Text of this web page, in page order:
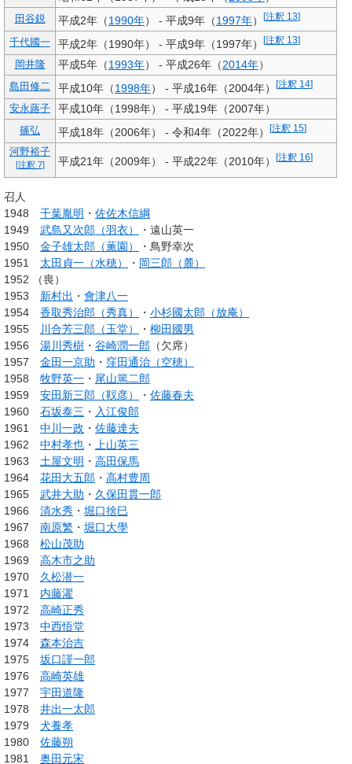
田谷鋭 平成2年（1990年） - 平成9年（1997年） [注釈 13]
千代國一 平成2年（1990年） - 平成9年（1997年） [注釈 13]
岡井隆 平成5年（1993年） - 平成26年（2014年）
島田修二 平成10年（1998年） - 平成16年（2004年） [注釈 14]
安永蕗子 平成10年（1998年） - 平成19年（2007年）
篠弘 平成18年（2006年） - 令和4年（2022年） [注釈 15]
河野裕子
[注釈 7] 平成21年（2009年） - 平成22年（2010年） [注釈 16]
召人
1948 千葉胤明 ・ 佐佐木信綱
1949 武島又次郎（羽衣）
・遠山英一
1950 金子雄太郎（薫園）
・鳥野幸次
1951 太田貞一（水穂） ・ 岡三郎（麓）
1952 （喪）
1953 新村出 ・ 會津八一
1954 香取秀治郎（秀真） ・ 小杉國太郎（放庵）
1955
川合芳三郎（玉堂） ・ 柳田國男
1956 湯川秀樹 ・ 谷崎潤一郎 （欠席）
1957 金田一京助 ・ 窪田通治（空穂）
1958 牧野英一 ・ 尾山篤二郎
1959 安田新三郎（靫彦） ・ 佐藤春夫
1960 石坂泰三 ・ 入江俊郎
1961 中川一政 ・ 佐藤達夫
1962 中村孝也 ・ 上山英三
1963 土屋文明 ・ 高田保馬
1964 花田大五郎 ・ 高村豊周
1965 武井大助 ・ 久保田貫一郎
1966 清水秀 ・ 堀口捨巳
1967 南原繁 ・ 堀口大學
1968 松山茂助
1969 高木市之助
1970 久松潜一
1971 内藤濯
1972 高崎正秀
1973 中西悟堂
1974 森本治吉
1975 坂口謹一郎
1976 高崎英雄
1977 宇田道隆
1978 井出一太郎
1979 犬養孝
1980 佐藤朔
1981 奥田元宋